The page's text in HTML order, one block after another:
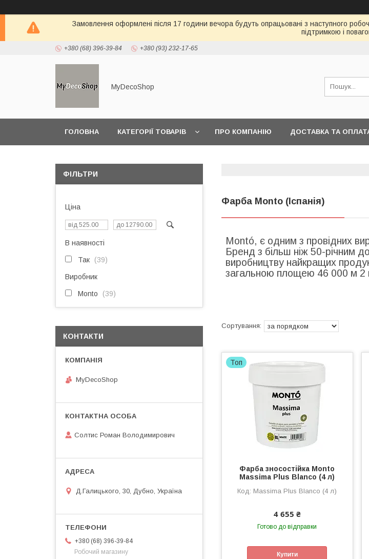
Замовлення оформлені після 17 години вечора будуть опрацьовані з наступного
підтримкою і
+380 (68) 396-39-84 +380 (93) 232-17-65
MyDecoShop
ГОЛОВНА КАТЕГОРІЇ ТОВАРІВ ПРО КОМПАНІЮ ДОСТАВКА ТА
Фарба Monto (Іспанія)
Montó, є одним з провідних
Бренд з більш ніж 50-річним
виробництву найкращих
загальною площею 46 000 м 2
Топ
Фарба зносостійка Monto
Massima Plus Blanco (4 л)
Massima Plus Blanco (4 л)
4 655 ₴
Готово до відправки
Купити
ФІЛЬТРИ
Ціна
В наявності
Так 39
Виробник
Monto 39
КОНТАКТИ
MyDecoShop
Солтис Роман Володимирович
Д.Галицького, 30, Дубно, Україна
+380 (68) 396-39-84
Робочий магазину